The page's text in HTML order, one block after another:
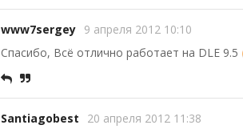
www7sergey 9 апреля 2012 10:10
Спасибо, Всё отлично работает на DLE 9.5
Santiagobest 20 апреля 2012 11:38